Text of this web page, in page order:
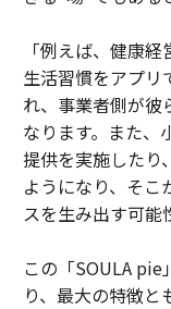
「例えば、健康
生活習慣をアプリ
れ、事業者側が彼
なります。また、
提供を実施したり
ようになり、そこ
スを生み出す可能
この「SOULA
り、最大の特徴と